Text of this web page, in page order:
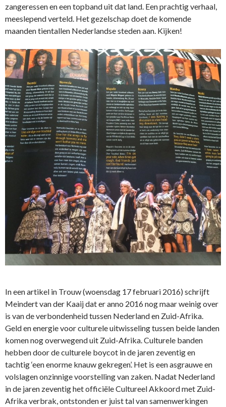
zangeressen en een topband uit dat land. Een prachtig verhaal,
meeslepend verteld. Het gezelschap doet de komende
maanden tientallen Nederlandse steden aan. Kijken!
In een artikel in Trouw (woensdag 17 februari 2016) schrijft
Meindert van der Kaaij dat er anno 2016 nog maar weinig over
is van de verbondenheid tussen Nederland en Zuid-Afrika.
Geld en energie voor culturele uitwisseling tussen beide landen
komen nog overwegend uit Zuid-Afrika. Culturele banden
hebben door de culturele boycot in de jaren zeventig en
tachtig ‘een enorme knauw gekregen’. Het is een asgrauwe en
volslagen onzinnige voorstelling van zaken. Nadat Nederland
in de jaren zeventig het officiële Cultureel Akkoord met Zuid-
Afrika verbrak, ontstonden er juist tal van samenwerkingen